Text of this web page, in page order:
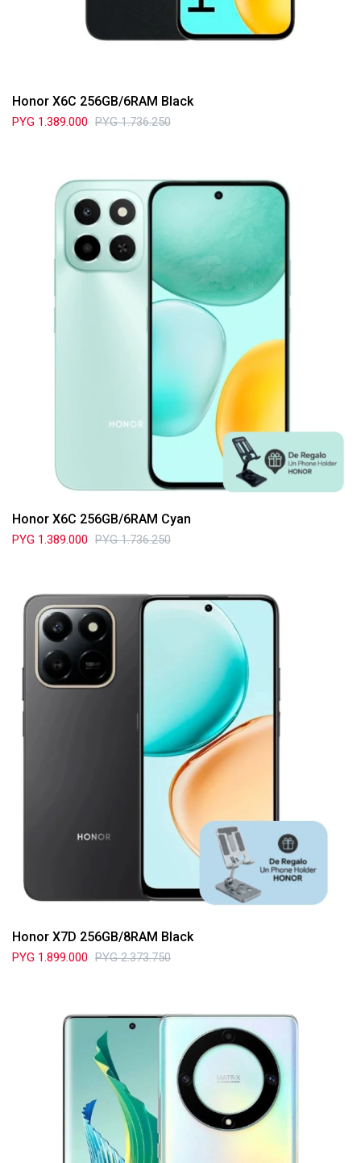
Honor X6C 256GB/6RAM Black
PYG 1.389.000 PYG 1.736.250
Honor X6C 256GB/6RAM Cyan
PYG 1.389.000 PYG 1.736.250
Honor X7D 256GB/8RAM Black
PYG 1.899.000 PYG 2.373.750